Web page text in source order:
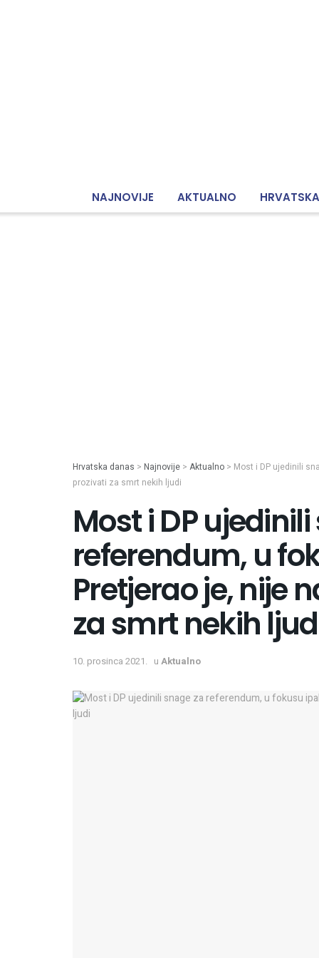
NAJNOVIJE AKTUALNO HRVATSKA
Hrvatska danas > Najnovije > Aktualno > Most i DP ujedinili
prozivati za smrt nekih ljudi
Most i DP
referendum, u
Pretjerao je, nije
za smrt nekih
10. prosinca 2021. u Aktualno